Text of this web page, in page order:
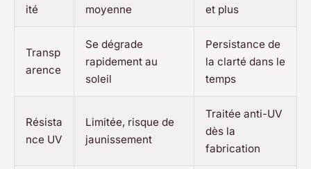
ité
moyenne
et plus
Transp
arence
Se dégrade
rapidement au
soleil
Persistance de
la clarté dans le
temps
Résista
nce UV
Limitée, risque de
jaunissement
Traitée anti-UV
dès la
fabrication